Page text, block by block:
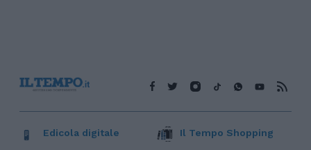
Edicola digitale Il Tempo Shopping